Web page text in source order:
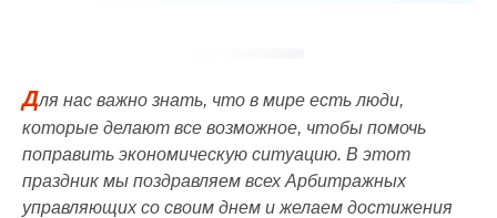
Для нас важно знать, что в мире есть люди,
которые делают все возможное, чтобы помочь
поправить экономическую ситуацию. В этот
праздник мы поздравляем всех Арбитражных
управляющих со своим днем и желаем достижения